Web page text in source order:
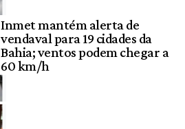
Inmet mantém alerta de
vendaval para 19 cidades da
Bahia; ventos podem chegar a
60 km/h